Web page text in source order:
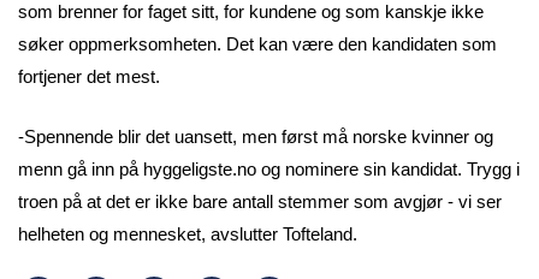
som brenner for faget sitt, for kundene og som kanskje ikke
søker oppmerksomheten. Det kan være den kandidaten som
fortjener det mest.
-Spennende blir det uansett, men først må norske kvinner og
menn gå inn på hyggeligste.no og nominere sin kandidat. Trygg i
troen på at det er ikke bare antall stemmer som avgjør - vi ser
helheten og mennesket, avslutter Tofteland.